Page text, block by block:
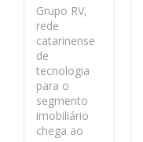
Grupo RV,
rede
catarinense
de
tecnologia
para o
segmento
imobiliário
chega ao